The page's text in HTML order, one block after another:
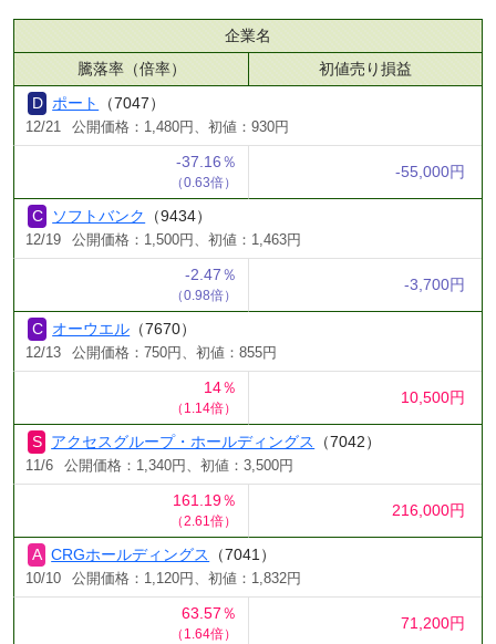
企業名
騰落率（倍率）
初値売り損益
ポート
（7047）
12/21 公開価格：1,480円、初値：930円
-37.16％
（0.63倍）
-55,000円
ソフトバンク （9434）
12/19 公開価格：1,500円、初値：1,463円
-2.47％
（0.98倍）
-3,700円
オーウエル （7670）
12/13 公開価格：750円、初値：855円
14％
（1.14倍）
10,500円
アクセスグループ・ホールディングス （7042）
11/6 公開価格：1,340円、初値：3,500円
161.19％
（2.61倍）
216,000円
CRGホールディングス （7041）
10/10 公開価格：1,120円、初値：1,832円
63.57％
（1.64倍）
71,200円